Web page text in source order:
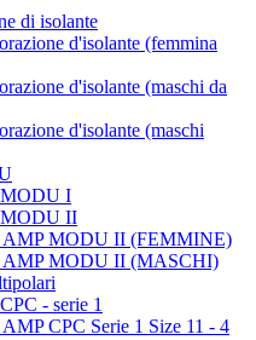
di isolante
d'isolante (femmina
d'isolante (maschi da
d'isolante (maschi
MODU I
MODU II
AMP MODU II (FEMMINE)
AMP MODU II (MASCHI)
- serie 1
CPC Serie 1 Size 11 - 4